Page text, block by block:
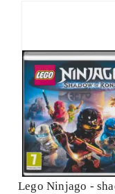
Lego Ninjago -